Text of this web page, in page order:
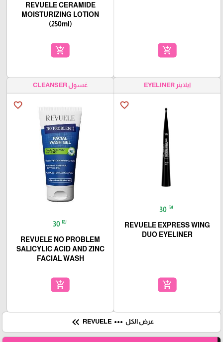
add_shopping_cart
REVUELE CERAMIDE
MOISTURIZING LOTION
(250ml)
add_shopping_cart
ايلاينر EYELINER
favorite_border
30 ₪
REVUELE EXPRESS WING
DUO EYELINER
add_shopping_cart
غسول CLEANSER
favorite_border
30 ₪
REVUELE NO PROBLEM
SALICYLIC ACID AND ZINC
FACIAL WASH
add_shopping_cart
عرض الكل more_horiz
REVUELE
keyboard_double_arrow_left